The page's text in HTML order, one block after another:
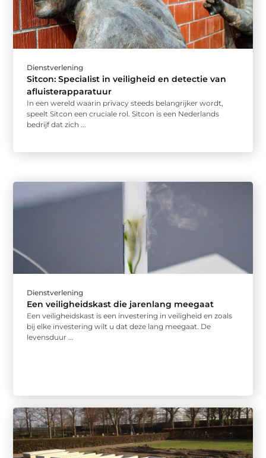
Dienstverlening
Sitcon: Specialist in veiligheid en detectie van
afluisterapparatuur
In een wereld waarin privacy steeds belangrijker wordt,
speelt Sitcon een cruciale rol. Sitcon is een Nederlands
bedrijf dat zich ...
Dienstverlening
Een veiligheidskast die jarenlang meegaat
Een veiligheidskast is een investering in veiligheid en zoals
bij elke investering wilt u dat deze lang meegaat. De
levensduur ...